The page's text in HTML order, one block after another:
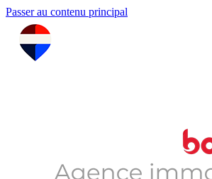
Passer au contenu principal